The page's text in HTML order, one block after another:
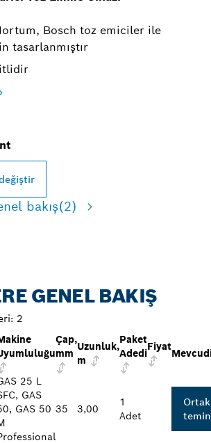
Bosch toz emiciler ile
tasarlanmıştır
bakış(2)
GENEL BAKIŞ
2
Çap,
mm
Uzunluk,
m
Paket
Adedi
Fiyat
25 L
GAS
GAS 50 35 3,00
1
Adet